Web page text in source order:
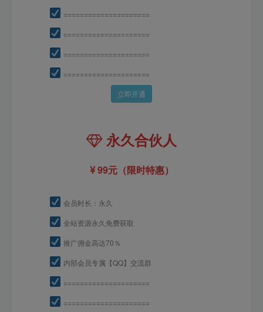
=====================
=====================
=====================
=====================
立即开通
永久合伙人
99元（限时特惠）
会员时长：永久
全站资源永久免费获取
推广佣金高达70％
内部会员专属【QQ】交流群
=====================
=====================